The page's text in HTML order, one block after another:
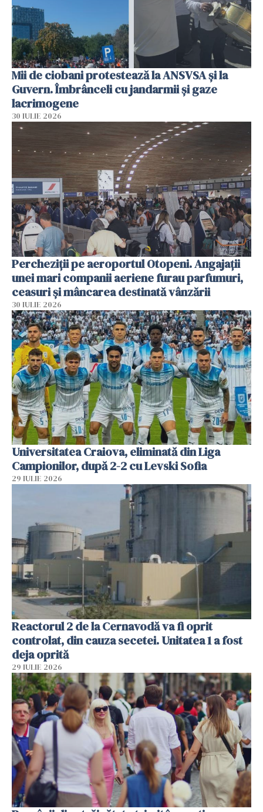
Mii de ciobani protestează la ANSVSA și la
Guvern. Îmbrânceli cu jandarmii și gaze
lacrimogene
30 IULIE 2026
Percheziții pe aeroportul Otopeni. Angajații
unei mari companii aeriene furau parfumuri,
ceasuri și mâncarea destinată vânzării
30 IULIE 2026
Universitatea Craiova, eliminată din Liga
Campionilor, după 2-2 cu Levski Sofia
29 IULIE 2026
Reactorul 2 de la Cernavodă va fi oprit
controlat, din cauza secetei. Unitatea 1 a fost
deja oprită
29 IULIE 2026